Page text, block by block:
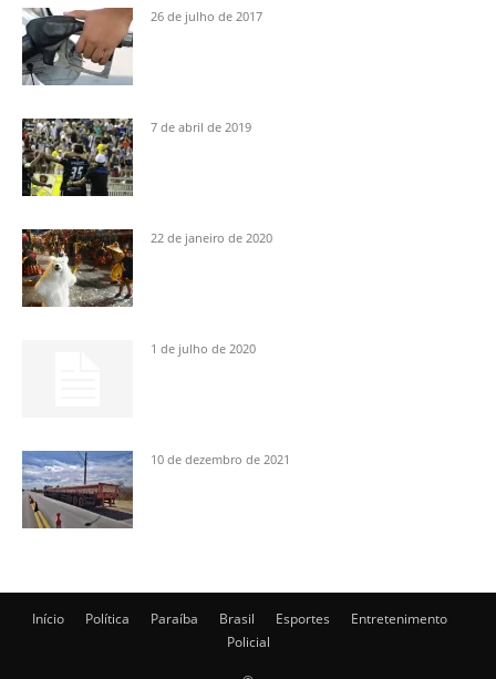
26 de julho de 2017
7 de abril de 2019
22 de janeiro de 2020
1 de julho de 2020
10 de dezembro de 2021
Início Política Paraíba Brasil Esportes
Entretenimento
Policial